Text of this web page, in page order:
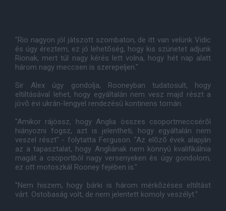
"Rio nagyon jól játszott szombaton, de itt van velünk Vidic
és úgy éreztem, ez jó lehetõség, hogy kis szünetet adjunk
Rionak, mert túl nagy kérés lett volna, hogy hét nap alatt
három nagy meccsen is szerepeljen."
Sir Alex úgy gondolja, Rooneyban tudatosult, hogy
eltiltásával lehet, hogy egyáltalán nem vesz majd részt a
jövõ évi ukrán-lengyel rendezésû kontinens tornán.
"Amikor rájössz, hogy Anglia összes csoportmeccsérõl
hiányozni fogsz, azt is jelentheti, hogy egyáltalán nem
veszel részt" - folytatta Ferguson. "Az elõzõ évek alapján
az a tapasztalat, hogy Angliának nem könnyû kvalifikálnia
magát a csoportból nagy versenyeken és úgy gondolom,
ez ott motoszkál Rooney fejében is."
"Nem hiszem, hogy bárki is három mérkõzéses eltiltást
várt. Ostobaság volt, de nem jelentett komoly veszélyt."